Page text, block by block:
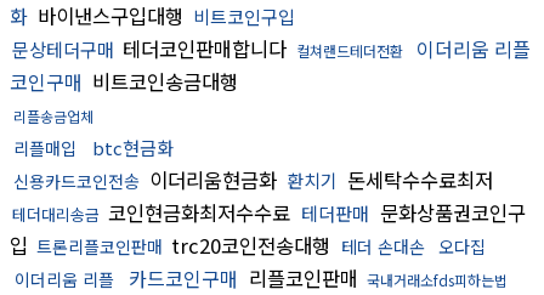
화 바이낸스구입대행 비트코인구입
문상테더구매 테더코인판매합니다 컬쳐랜드테더전환
이더리움 리플
코인구매 비트코인송금대행
리플송금업체
리플매입 btc현금화
신용카드코인전송 이더리움현금화 환치기 돈세탁수수료최저
테더대리송금 코인현금화최저수수료 테더판매 문화상품권코인구
입 트론리플코인판매 trc20코인전송대행 테더 손대손 오다집
이더리움 리플
카드코인구매 리플코인판매 국내거래소fds피하는법